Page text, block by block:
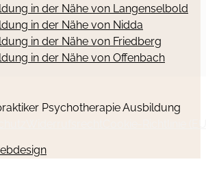
in der Nähe von Langenselbold
in der Nähe von Nidda
in der Nähe von Friedberg
in der Nähe von Offenbach
Psychotherapie Ausbildung